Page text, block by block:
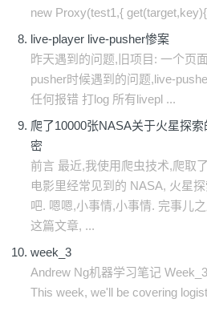
new Proxy(test1,{
live-player live-pusher惨案
昨天遇到的问题,旧项目: 一个页
pusher时候遇到的问题,live-
任何报错 打log 所有livepl ...
爬了10000张NASA关于火星探
密
前言 最近,我使用爬虫技术,爬取
电影里经常见到的 NASA, 火星
吧. 嗯嗯,小事情,小事情. 完事儿
这篇文章, ...
week_3
Andrew Ng机器学习笔记
This week, we'll be covering